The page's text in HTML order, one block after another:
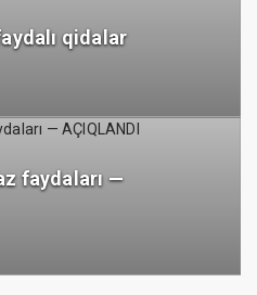
qidalar
faydaları —